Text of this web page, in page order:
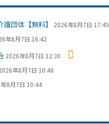
団体【無料】 2026年8月7日 17:45
年8月7日 16:42
2026年8月7日 12:30
年8月7日 10:48
8月7日 10:44